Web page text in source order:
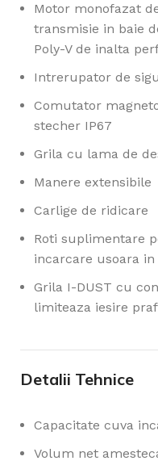
Motor monofazat
transmisie in baie
Poly-V de inalta
Intrerupator de
Comutator
stecher IP67
Grila cu lama de
Manere extensibile
Carlige de ridicare
Roti suplimentare
incarcare usoara
Grila I-DUST cu
limiteaza iesire
Detalii Tehnice
Capacitate cuva
Volum net